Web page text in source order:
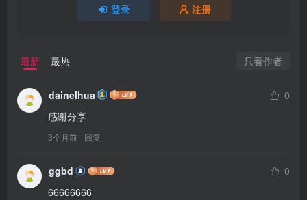
登录 注册
最新 最热 只看作者
dainelhua
0
感谢分享
3个月前 回复
ggbd
0
66666666